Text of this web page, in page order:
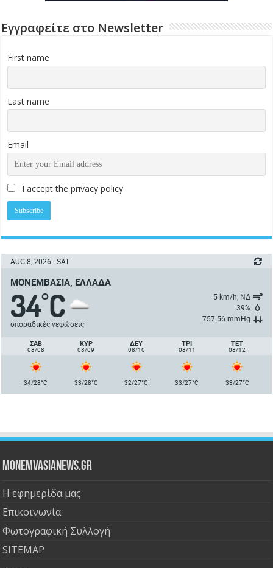
Εγγραφείτε στο Newsletter
First name
Last name
Email
I accept the privacy policy
AUG 8, 2026 - SAT
ΜΟΝΕΜΒΑΣΙΆ, ΕΛΛΆΔΑ
34°C
σποραδικές νεφώσεις
5 km/h, ΝΔ
39%
757.56 mmHg
ΣΑΒ
08/08
ΚΥΡ
08/09
ΔΕΥ
08/10
ΤΡΙ
08/11
ΤΕΤ
08/12
34/28°C 33/28°C 32/27°C 33/27°C 33/27°C
Monemvasianews.gr
Η εφημερίδα μας
Επικοινωνία
Φωτογραφική Συλλογή
SITEMAP